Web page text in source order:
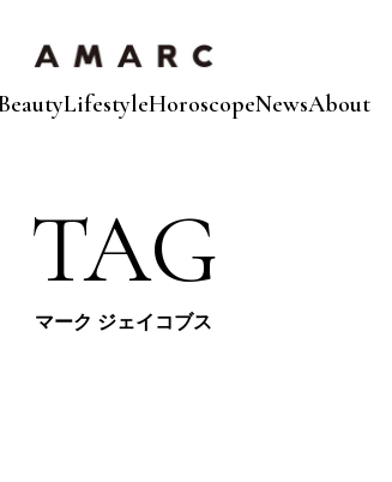
LifestyleHoroscopeNewsAbout
TAG
マーク ジェイコブス